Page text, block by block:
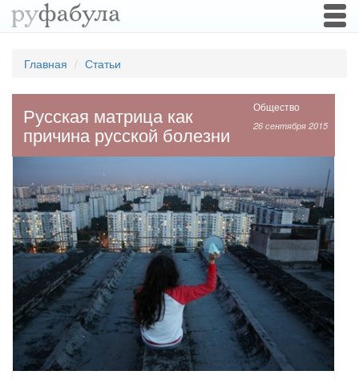
Главная Статьи
Общество
26 сентября 2015
Русская матрица как
причина русской болезни